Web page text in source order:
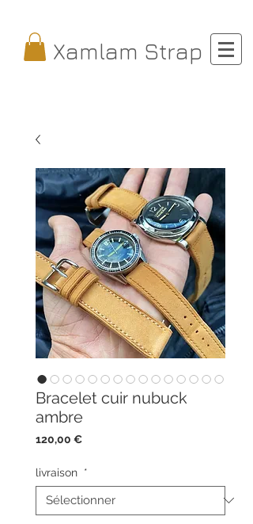
Xamlam Strap
Bracelet cuir nubuck
ambre
120,00 €Prix
livraison *